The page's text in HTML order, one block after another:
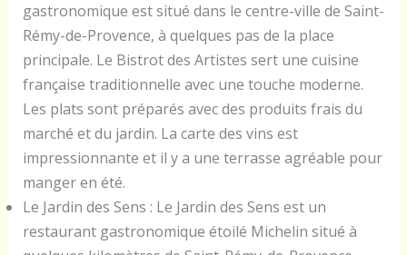
gastronomique est situé dans le centre-ville de Saint-
Rémy-de-Provence, à quelques pas de la place
principale. Le Bistrot des Artistes sert une cuisine
française traditionnelle avec une touche moderne.
Les plats sont préparés avec des produits frais du
marché et du jardin. La carte des vins est
impressionnante et il y a une terrasse agréable pour
manger en été.
Le Jardin des Sens : Le Jardin des Sens est un
restaurant gastronomique étoilé Michelin situé à